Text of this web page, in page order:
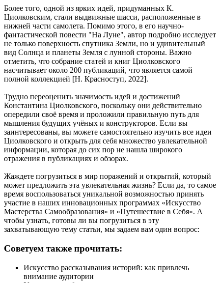
Более того, одной из ярких идей, придуманных К.
Циолковским, стали выдвижные шасси, расположенные в
нижней части самолета. Помимо этого, в его научно-
фантастической повести "На Луне", автор подробно исследует
не только поверхность спутника Земли, но и удивительный
вид Солнца и планеты Земля с лунной стороны. Важно
отметить, что собрание статей и книг Циолковского
насчитывает около 200 публикаций, что является самой
полной коллекцией [Н. Красноступ, 2022].
Трудно переоценить значимость идей и достижений
Константина Циолковского, поскольку они действительно
опередили своё время и проложили правильную путь для
мышления будущих учёных и конструкторов. Если вы
заинтересованы, вы можете самостоятельно изучить все идеи
Циолковского и открыть для себя множество увлекательной
информации, которая до сих пор не нашла широкого
отражения в публикациях и обзорах.
Жаждете погрузиться в мир поражений и открытий, который
может предложить эта увлекательная жизнь? Если да, то самое
время воспользоваться уникальной возможностью принять
участие в наших инновационных программах «Искусство
Мастерства Самообразования» и «Путешествие в Себя». А
чтобы узнать, готовы ли вы погрузиться в эту
захватывающую тему статьи, мы задаем вам один вопрос:
Советуем также прочитать:
Искусство рассказывания историй: как привлечь
внимание аудитории